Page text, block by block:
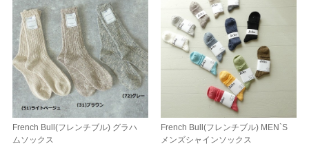
French Bull(フレンチブル) グラハ
ムソックス
French Bull(フレンチブル) MEN`S
メンズシャインソックス